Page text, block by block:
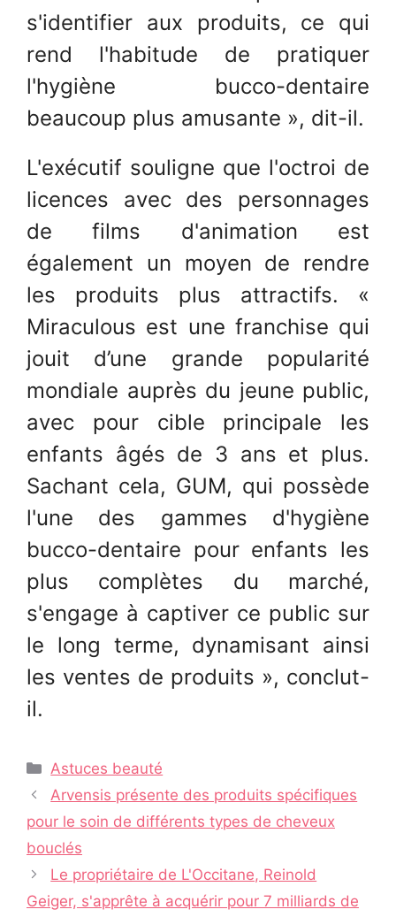
s'identifier aux produits, ce qui
rend l'habitude de pratiquer
l'hygiène bucco-dentaire
beaucoup plus amusante », dit-il.
L'exécutif souligne que l'octroi de
licences avec des personnages
de films d'animation est
également un moyen de rendre
les produits plus attractifs. «
Miraculous est une franchise qui
jouit d’une grande popularité
mondiale auprès du jeune public,
avec pour cible principale les
enfants âgés de 3 ans et plus.
Sachant cela, GUM, qui possède
l'une des gammes d'hygiène
bucco-dentaire pour enfants les
plus complètes du marché,
s'engage à captiver ce public sur
le long terme, dynamisant ainsi
les ventes de produits », conclut-
il.
Catégories
Astuces beauté
Navigation
articles
Arvensis présente des produits spécifiques
pour le soin de différents types de cheveux
bouclés
Le propriétaire de L'Occitane, Reinold
Geiger, s'apprête à acquérir pour 7 milliards de